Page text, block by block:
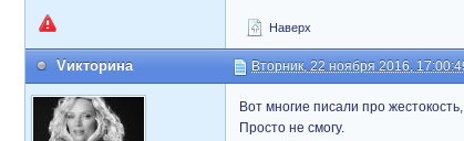
Наверх
Vикторина Вторник, 22 ноября 2016,
Вот многие писали про
Просто не смогу.